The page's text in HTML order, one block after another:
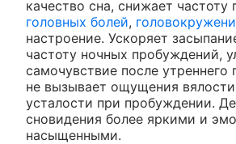
качество сна, снижает частоту
головных болей,
настроение. Ускоряет
частоту ночных пробуждений,
самочувствие после утреннего
не вызывает ощущения
усталости при пробуждении.
сновидения более яркими и
насыщенными.